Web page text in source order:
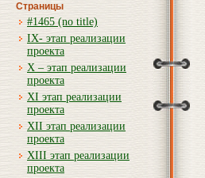
Страницы
#1465 (no title)
IX- этап реализации
проекта
X – этап реализации
проекта
XI этап реализации
проекта
XII этап реализации
проекта
XIII этап реализации
проекта